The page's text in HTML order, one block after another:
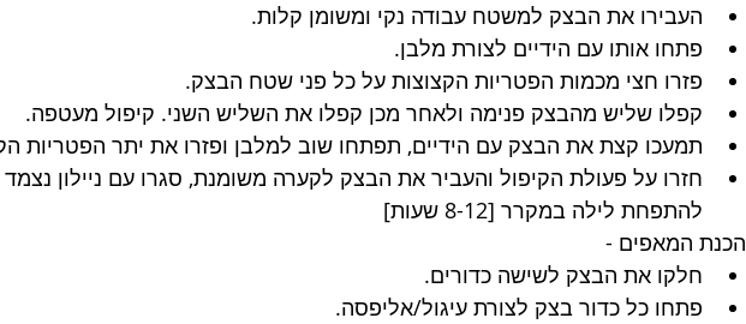
העבירו את הבצק למשטח עבודה נקי ומשומן קלות.
פתחו אותו עם הידיים לצורת מלבן.
פזרו חצי מכמות הפטריות הקצוצות על כל פני שטח הבצק.
קפלו שליש מהבצק פנימה ולאחר מכן קפלו את השליש השני. קיפול מעטפה.
תמעכו קצת את הבצק עם הידיים, תפתחו שוב למלבן ופזרו את יתר הפטריות
חזרו על פעולת הקיפול והעביר את הבצק לקערה משומנת, סגרו עם ניילון נצמד
להתפחת לילה במקרר [8-12 שעות]
הכנת המאפים -
חלקו את הבצק לשישה כדורים.
פתחו כל כדור בצק לצורת עיגול/אליפסה.